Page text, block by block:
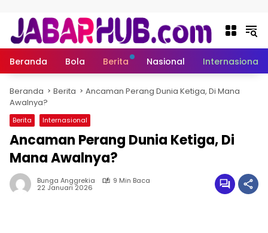
Beranda Bola Berita Nasional Internasional
Beranda Berita
Ancaman Perang Dunia Ketiga, Di Mana
Awalnya?
Berita Internasional
Ancaman Perang Dunia Ketiga, Di
Mana Awalnya?
Bunga Anggrekia 9 Min Baca
22 Januari 2026